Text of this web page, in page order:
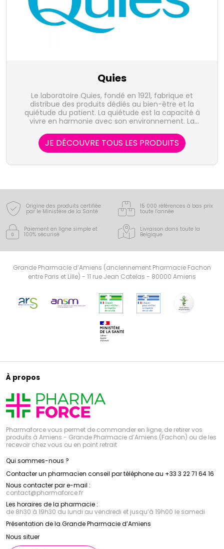
Quies
Le laboratoire Quies, fondé en 1921, fabrique et
distribue des produits dédiés au bien-être et la
quiétude du patient. La quiétude est la capacité à
vivre en harmonie avec son environnement. La
nombreux descendants qui visent à améliorer votre
bien-être : bandelettes et spray anti-ronglements,
protection des oreilles en toute circonstance, des
yeux et de la peau.
JE DÉCOUVRE TOUS LES PRODUITS
Origine des produits certifiée
par le Ministère de la Santé
15 000 références à bas prix
toute l’année
Paiement en ligne simple et
100% sécurisé
Livraison dans toute la
Belgique
Grande Pharmacie d’Amiens (anciennement Pharmacie Fachon
entre Paris et Lille) - 11 rue Jean Catelas - 80000 Amiens
À propos
Pharmaforce vous permet de commander en ligne, de retirer vos
produits à Amiens - Grande Pharmacie d’Amiens (Fachon) ou de les
recevoir chez vous ou en point retrait
Qui sommes-nous ?
Contacter un pharmacien conseil par téléphone au +33 3 22 71 64 16
Nous contacter par e-mail :
contact@pharmaforce.fr
Les horaires de la pharmacie :
de 8h30 à 19h30 du lundi au vendredi et jusqu’à 19h00 le samedi
Présentation de la Grande Pharmacie d’Amiens
Nous situer